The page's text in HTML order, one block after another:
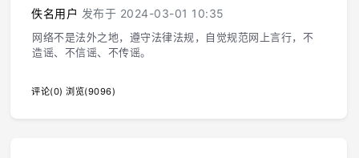
佚名用户 发布于 2024-03-01 10:35
网络不是法外之地，遵守法律法规，自觉规范网上言行，不
造谣、不信谣、不传谣。
评论(0) 浏览(9096)